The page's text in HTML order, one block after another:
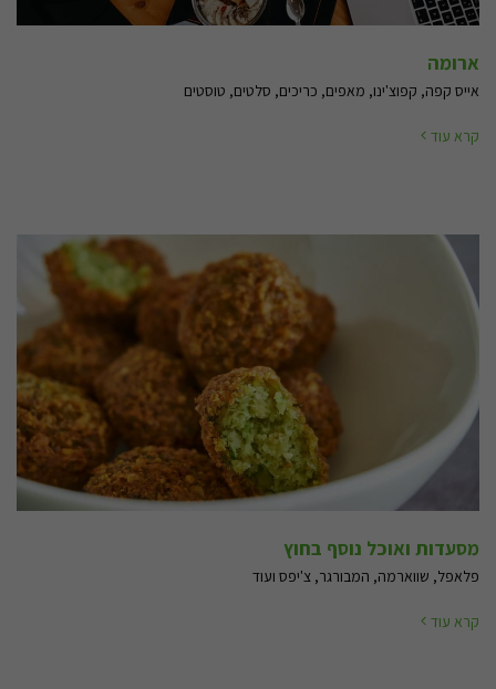
ארומה
אייס קפה, קפוצ'ינו, מאפים, כריכים, סלטים, טוסטים
קרא עוד
מסעדות ואוכל נוסף בחוץ
פלאפל, שווארמה, המבורגר, צ'יפס ועוד
קרא עוד